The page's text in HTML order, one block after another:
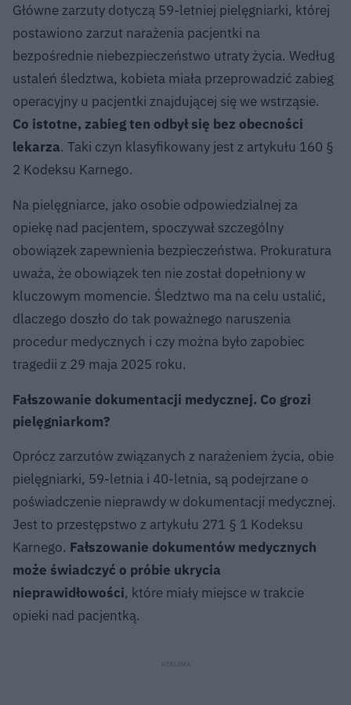
Główne zarzuty dotyczą 59-letniej pielęgniarki, której
postawiono zarzut narażenia pacjentki na
bezpośrednie niebezpieczeństwo utraty życia. Według
ustaleń śledztwa, kobieta miała przeprowadzić zabieg
operacyjny u pacjentki znajdującej się we wstrząsie.
Co istotne, zabieg ten odbył się bez obecności
lekarza. Taki czyn klasyfikowany jest z artykułu 160 §
2 Kodeksu Karnego.
Na pielęgniarce, jako osobie odpowiedzialnej za
opiekę nad pacjentem, spoczywał szczególny
obowiązek zapewnienia bezpieczeństwa. Prokuratura
uważa, że obowiązek ten nie został dopełniony w
kluczowym momencie. Śledztwo ma na celu ustalić,
dlaczego doszło do tak poważnego naruszenia
procedur medycznych i czy można było zapobiec
tragedii z 29 maja 2025 roku.
Fałszowanie dokumentacji medycznej. Co grozi
pielęgniarkom?
Oprócz zarzutów związanych z narażeniem życia, obie
pielęgniarki, 59-letnia i 40-letnia, są podejrzane o
poświadczenie nieprawdy w dokumentacji medycznej.
Jest to przestępstwo z artykułu 271 § 1 Kodeksu
Karnego. Fałszowanie dokumentów medycznych
może świadczyć o próbie ukrycia
nieprawidłowości, które miały miejsce w trakcie
opieki nad pacjentką.